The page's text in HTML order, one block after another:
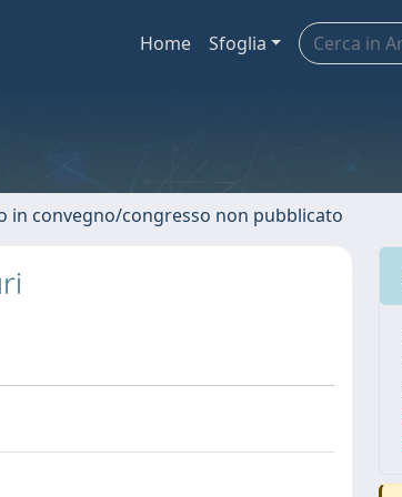
Home Sfoglia
in convegno/congresso non pubblicato